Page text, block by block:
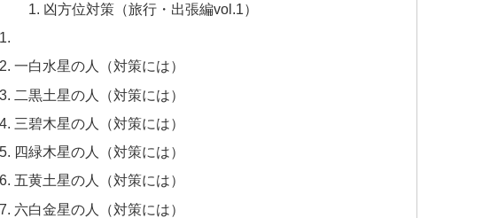
凶方位対策（旅行・出張編vol.1）
一白水星の人（対策には）
二黒土星の人（対策には）
三碧木星の人（対策には）
四緑木星の人（対策には）
五黄土星の人（対策には）
六白金星の人（対策には）